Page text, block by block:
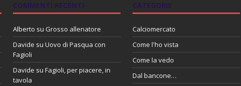
COMMENTI RECENTI
Alberto su Grosso allenatore
Davide suUovo di Pasqua con
Fagioli
Davide suFagioli, per piacere, in
tavola
CATEGORIE
Calciomercato
Come l'ho vista
Come la vedo
Dal bancone…